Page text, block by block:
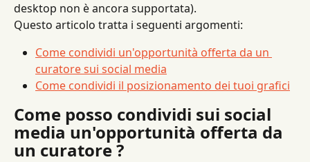
desktop non è ancora supportata).
Questo articolo tratta i seguenti argomenti:
Come condividi un'opportunità offerta da un
curatore sui social media
Come condividi il posizionamento dei tuoi grafici
Come posso condividi sui social
media un'opportunità offerta da
un curatore ?